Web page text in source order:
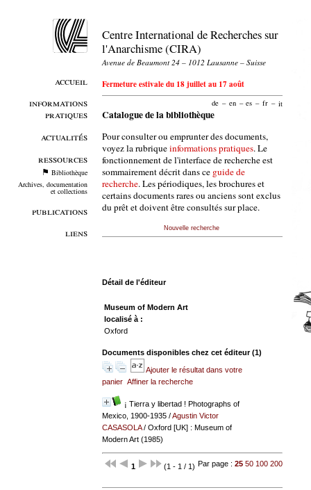
accueil
informations
pratiques
actualités
ressources
Bibliothèque
Archives, documentation
et collections
publications
liens
Centre International de Recherches sur
l'Anarchisme (CIRA)
Avenue de Beaumont 24 – 1012 Lausanne – Suisse
Fermeture estivale du 18 juillet au 17 août
de – en – es – fr – it
Catalogue de la bibliothèque
Pour consulter ou emprunter des documents,
voyez la rubriqueinformations pratiques. Le
fonctionnement de l'interface de recherche est
sommairement décrit dans ce guide de
recherche. Les périodiques, les brochures et
certains documents rares ou anciens sont exclus
du prêt et doivent être consultés sur place.
Nouvelle recherche
Détail de l'éditeur
Museum of Modern Art
localisé à :
Oxford
Documents disponibles chez cet éditeur (1)
Ajouter le résultat dans votre
panier Affiner la recherche
¡ Tierra y libertad ! Photographs of
Mexico, 1900-1935/Agustin Victor
CASASOLA/ Oxford [UK] : Museum of
Modern Art (1985)
1 (1 - 1 / 1) Par page : 25 50 100 200